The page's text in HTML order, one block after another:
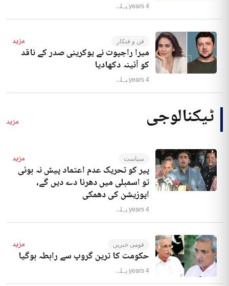
4 years پہلے
فن و فنکار مزید
میرا راجپوت نے یوکرینی صدر کے ناقد
کو آئینہ دکھادیا
4 years پہلے
ٹیکنالوجی مزید
سیاست مزید
پیر کو تحریک عدم اعتماد پیش نہ ہوئی
تو اسمبلی میں دھرنا دے دیں گے،
اپوزیشن کی دھمکی
4 years پہلے
قومی خبریں مزید
حکومت کا ترین گروپ سے رابطہ ہوگیا
4 years پہلے